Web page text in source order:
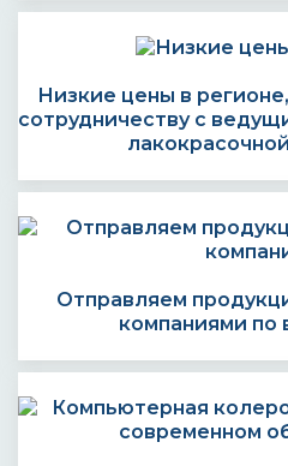
Низкие цены в
сотрудничеству с
Отправляем
компаниями по